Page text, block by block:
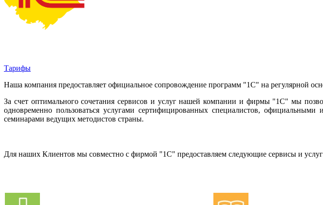
Тарифы
Наша компания предоставляет официальное сопровождение программ "1С" на регулярной
За счет оптимального сочетания сервисов и услуг нашей компании и фирмы "1С" мы
одновременно пользоваться услугами сертифицированных специалистов,
семинарами ведущих методистов страны.
Для наших Клиентов мы совместно с фирмой "1С" предоставляем следующие сервисы и